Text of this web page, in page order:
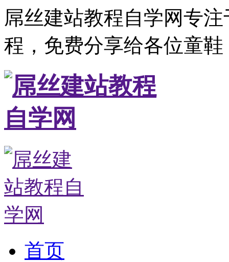
屌丝建站教程自学网专
程，免费分享给各位童
首页